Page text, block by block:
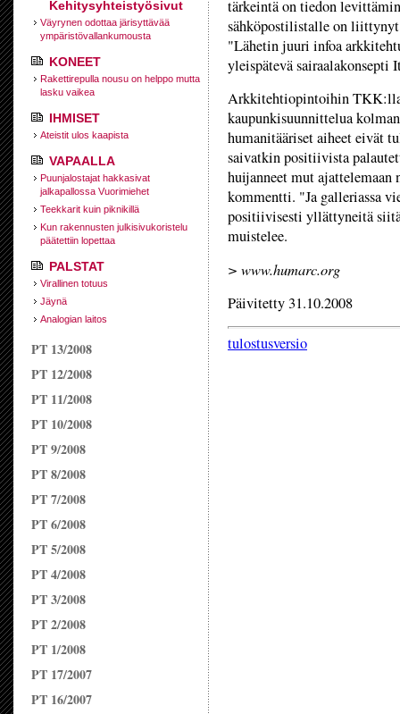
Kehitysyhteistyösivut
Väyrynen odottaa järisyttävää
ympäristövallankumousta
KONEET
Rakettirepulla nousu on helppo mutta
lasku vaikea
IHMISET
Ateistit ulos kaapista
VAPAALLA
Puunjalostajat hakkasivat
jalkapallossa Vuorimiehet
Teekkarit kuin piknikillä
Kun rakennusten julkisivukoristelu
päätettiin lopettaa
PALSTAT
Virallinen totuus
Jäynä
Analogian laitos
PT 13/2008
PT 12/2008
PT 11/2008
PT 10/2008
PT 9/2008
PT 8/2008
PT 7/2008
PT 6/2008
PT 5/2008
PT 4/2008
PT 3/2008
PT 2/2008
PT 1/2008
PT 17/2007
PT 16/2007
tärkeintä on tiedon
sähköpostilistalle on
"Lähetin juuri infoa
yleispätevä
Arkkitehtiopintoihin
kaupunkisuunnittelua
humanitääriset aiheet eivät
saivatkin positiivista
huijanneet mut
kommentti. "Ja galleriassa
positiivisesti yllättyneitä
muistelee.
> www.humarc.org
Päivitetty 31.10.2008
tulostusversio